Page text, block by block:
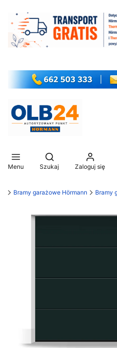
Menu
Otwórz wyszukiwarkę
Szukaj Zaloguj się
Bramy garażowe Hörmann